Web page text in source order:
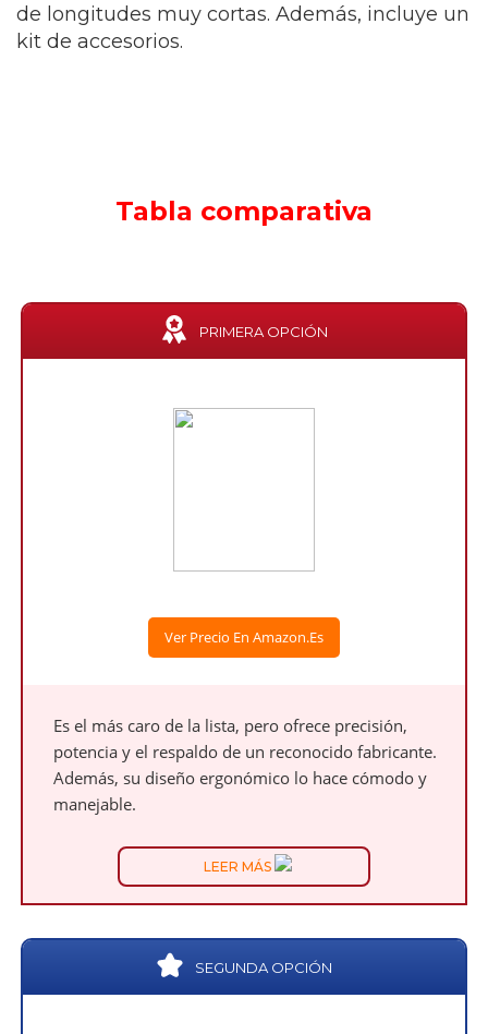
de longitudes muy cortas. Además, incluye un
kit de accesorios.
Tabla comparativa
PRIMERA OPCIÓN
Ver Precio En Amazon.es
Es el más caro de la lista, pero ofrece precisión,
potencia y el respaldo de un reconocido fabricante.
Además, su diseño ergonómico lo hace cómodo y
manejable.
LEER MÁS
SEGUNDA OPCIÓN